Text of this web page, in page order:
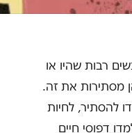
רבות שהיו או
מסתירות את זה.
להסתיר, לחיות
דפוסי חיים